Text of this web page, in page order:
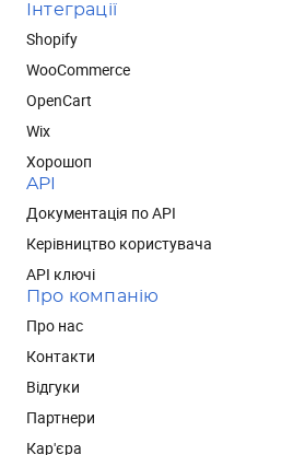
Інтеграції
Shopify
WooCommerce
OpenCart
Wix
Хорошоп
API
Документація по API
Керівництво користувача
API ключі
Про компанію
Про нас
Контакти
Відгуки
Партнери
Кар'єра